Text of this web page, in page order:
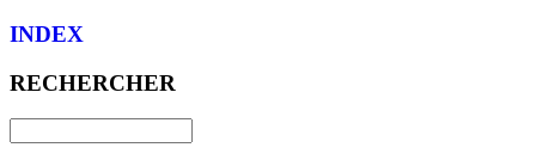
INDEX
RECHERCHER